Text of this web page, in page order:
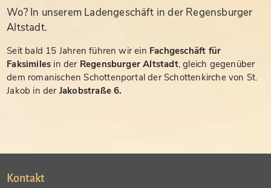
Wo? In unserem Ladengeschäft in der Regensburger
Altstadt.
Seit bald 15 Jahren führen wir ein Fachgeschäft für
Faksimiles in der Regensburger Altstadt, gleich gegenüber
dem romanischen Schottenportal der Schottenkirche von St.
Jakob in der Jakobstraße 6.
Kontakt